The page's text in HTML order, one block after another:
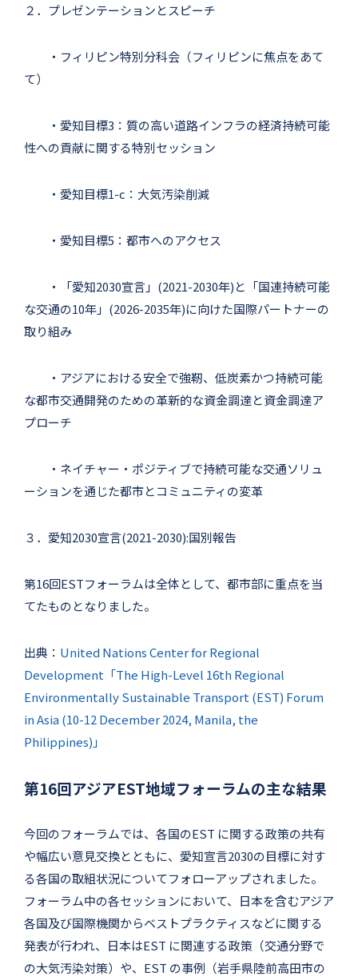
２．プレゼンテーションとスピーチ
・フィリピン特別分科会（フィリピンに焦点をあて
て）
・愛知目標3：質の高い道路インフラの経済持続可能
性への貢献に関する特別セッション
・愛知目標1-c：大気汚染削減
・愛知目標5：都市へのアクセス
・「愛知2030宣言」(2021-2030年)と「国連持続可能
な交通の10年」(2026-2035年)に向けた国際パートナーの
取り組み
・アジアにおける安全で強靭、低炭素かつ持続可能
な都市交通開発のための革新的な資金調達と資金調達ア
プローチ
・ネイチャー・ポジティブで持続可能な交通ソリュ
ーションを通じた都市とコミュニティの変革
３．愛知2030宣言(2021-2030):国別報告
第16回ESTフォーラムは全体として、都市部に重点を当
てたものとなりました。
出典： United Nations Center for Regional
Development「The High-Level 16th Regional
Environmentally Sustainable Transport (EST) Forum
in Asia (10-12 December 2024, Manila, the
Philippines)」
第16回アジアEST地域フォーラムの主な結果
今回のフォーラムでは、各国のEST に関する政策の共有
や幅広い意見交換とともに、愛知宣言2030の目標に対す
る各国の取組状況についてフォローアップされました。
フォーラム中の各セッションにおいて、日本を含むアジア
各国及び国際機関からベストプラクティスなどに関する
発表が行われ、日本はEST に関連する政策（交通分野で
の大気汚染対策）や、EST の事例（岩手県陸前高田市の